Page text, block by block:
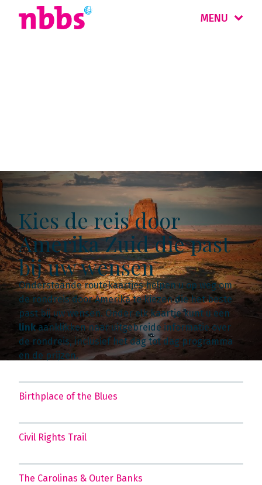
MENU
Kies de reis door
Amerika Zuid die past
bij uw wensen
Onderstaande routekaartjes helpen u op weg om
de rondreis door Amerika te kiezen die het beste
past bij uw wensen. Onder elk kaartje kunt u een
linkaanklikken naar uitgebreide informatie over
de rondreis, inclusief het dag tot dag programma
en de prijzen.
Birthplace of the Blues
Civil Rights Trail
The Carolinas & Outer Banks